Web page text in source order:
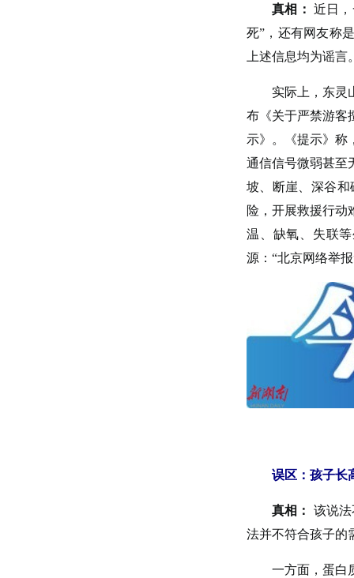
真相： 近日
死”，还有网友称
上述信息均为谣言
实际上，东灵山
布《关于严禁游客
示》。《提示》称
通信信号微弱甚至
坡、断崖、深谷
险，开展救援行动
温、缺氧、失联
源：“北京网络举
误区：孩子长
真相：
该说
法并不符合孩子的
一方面，蛋白质